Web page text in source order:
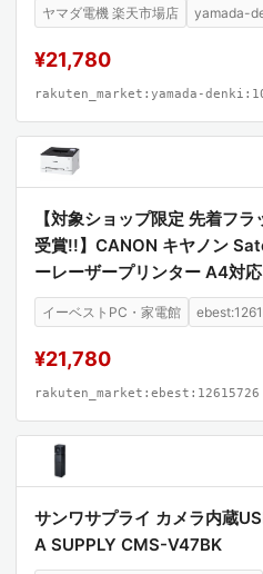
ヤマダ電機 楽天市場店 yamada-
¥21,780
rakuten_market:yamada-
【対象ショップ限定 先着フ
受賞!!】CANON キヤノン
ーレーザープリンター A4対
イーベストPC・家電館
¥21,780
rakuten_market:ebest:12615726
サンワサプライ カメラ内蔵
A SUPPLY CMS-V47BK